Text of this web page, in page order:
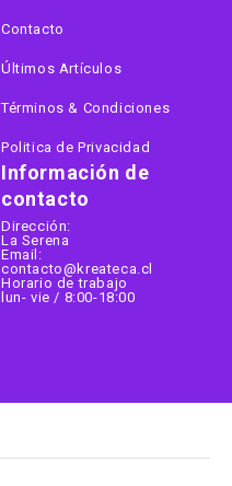
Información de
contacto
Dirección:
La Serena
Email:
contacto@kreateca.cl
Horario de trabajo
lun- vie / 8:00-18:00
Contacto
Últimos Artículos
Términos & Condiciones
Politica de Privacidad